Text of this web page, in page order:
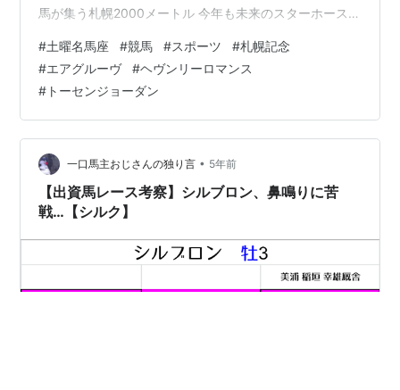
馬が集う札幌2000メートル 今年も未来のスターホース
doyoumeiba.hatenablog.com
#土曜名馬座 #競馬 #スポーツ #札幌記念
#エアグルーヴ #ヘヴンリーロマンス
# トーセンジョーダン
一口馬主おじさんの独り言 • 5年前
【出資馬レース考察】シルブロン、鼻鳴りに苦
戦…【シルク】